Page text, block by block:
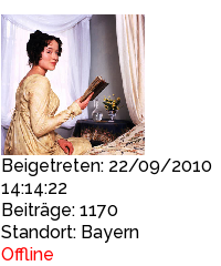
Beigetreten: 22/09/2010
14:14:22
Beiträge: 1170
Standort: Bayern
Offline